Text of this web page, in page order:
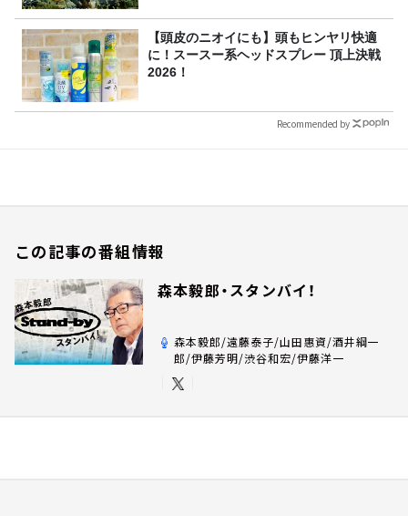
【頭皮のニオイにも】頭もヒンヤリ快適
に！スースー系ヘッドスプレー 頂上決戦
2026！
Recommended by
この記事の番組情報
森本毅郎・スタンバイ！
森本毅郎/遠藤泰子/山田惠資/酒井綱一
郎/伊藤芳明/渋谷和宏/伊藤洋一